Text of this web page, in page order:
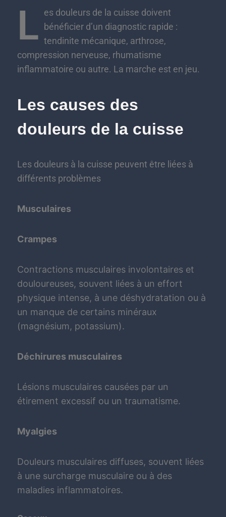
L es douleurs de la cuisse doivent
bénéficier d’un diagnostic rapide :
tendinite mécanique, arthrose,
compression nerveuse, rhumatisme
inflammatoire ou autre. La marche est en jeu.
Les causes des
douleurs de la cuisse
Les douleurs à la cuisse peuvent être liées à
différents problèmes
Musculaires
Crampes
Contractions musculaires involontaires et
douloureuses, souvent liées à un effort
physique intense, à une déshydratation ou à
un manque de certains minéraux
(magnésium, potassium).
Déchirures musculaires
Lésions musculaires causées par un
étirement excessif ou un traumatisme.
Myalgies
Douleurs musculaires diffuses, souvent liées
à une surcharge musculaire ou à des
maladies inflammatoires.